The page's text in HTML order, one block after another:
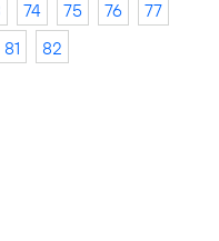
74 75 76
77
81 82